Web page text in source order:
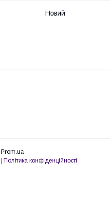
Новий
Prom.ua
| Політика конфіденційності